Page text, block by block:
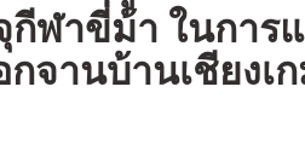
กีฬาขี่ม้า ในการ
จานบ้านเชียงเ